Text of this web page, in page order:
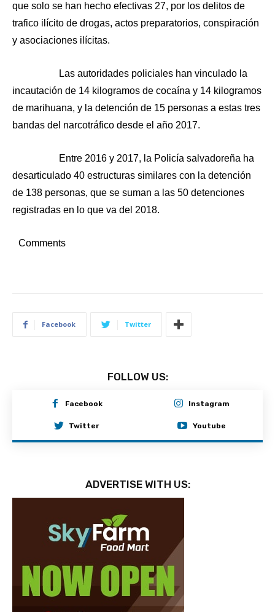
que solo se han hecho efectivas 27, por los delitos de
trafico ilícito de drogas, actos preparatorios, conspiración
y asociaciones ilícitas.
Las autoridades policiales han vinculado la
incautación de 14 kilogramos de cocaína y 14 kilogramos
de marihuana, y la detención de 15 personas a estas tres
bandas del narcotráfico desde el año 2017.
Entre 2016 y 2017, la Policía salvadoreña ha
desarticulado 40 estructuras similares con la detención
de 138 personas, que se suman a las 50 detenciones
registradas en lo que va del 2018.
Comments
Facebook Twitter
FOLLOW US:
Facebook Instagram
Twitter Youtube
ADVERTISE WITH US: